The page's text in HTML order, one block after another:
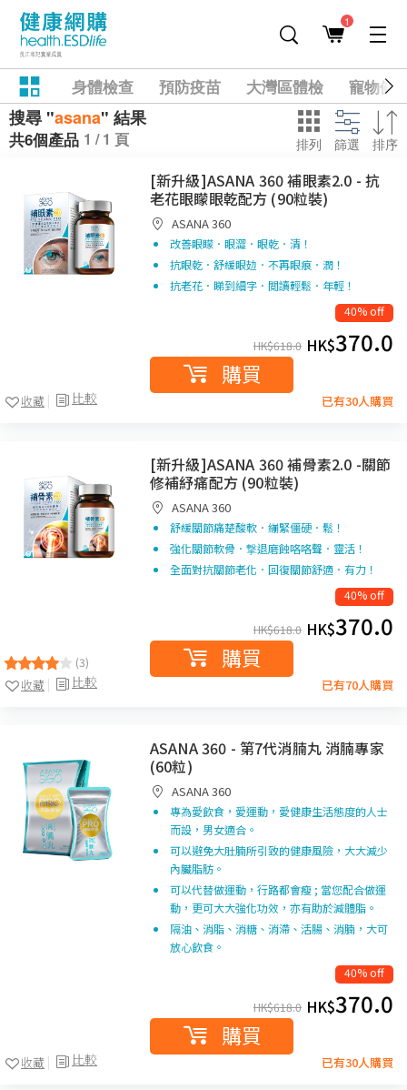
1
身體檢查 預防疫苗 大灣區體檢 寵物健
搜尋 "asana" 結果
共6個產品 1 / 1 頁 排列 篩選 排序
比較
收藏
[新升級]ASANA 360 補眼素2.0 - 抗
老花眼矇眼乾配方 (90粒裝)
ASANA 360
改善眼矇．眼澀．眼乾．清！
抗眼乾．舒緩眼攰．不再眼痕．潤！
抗老花．睇到細字．閲讀輕鬆．年輕！
40% off
HK$618.0 HK$370.0
購買
已有30人購買
(3)
比較
收藏
[新升級]ASANA 360 補骨素2.0 -關節
修補紓痛配方 (90粒裝)
ASANA 360
舒緩關節痛楚酸軟．繃緊僵硬．鬆！
強化關節軟骨．撃退磨蝕咯咯聲．靈活！
全面對抗關節老化．回復關節舒適．有力！
40% off
HK$618.0 HK$370.0
購買
已有70人購買
比較
收藏
ASANA 360 - 第7代消腩丸 消腩專家
(60粒)
ASANA 360
專為愛飲食，愛運動，愛健康生活態度的人士
而設，男女適合。
可以避免大肚腩所引致的健康風險，大大減少
內臟脂肪。
可以代替做運動，行路都會瘦 ; 當您配合做運
動，更可大大強化功效，亦有助於減體脂。
隔油、消脂、消糖、消滯、活腸、消腩，大可
放心飲食。
40% off
HK$618.0 HK$370.0
購買
已有30人購買